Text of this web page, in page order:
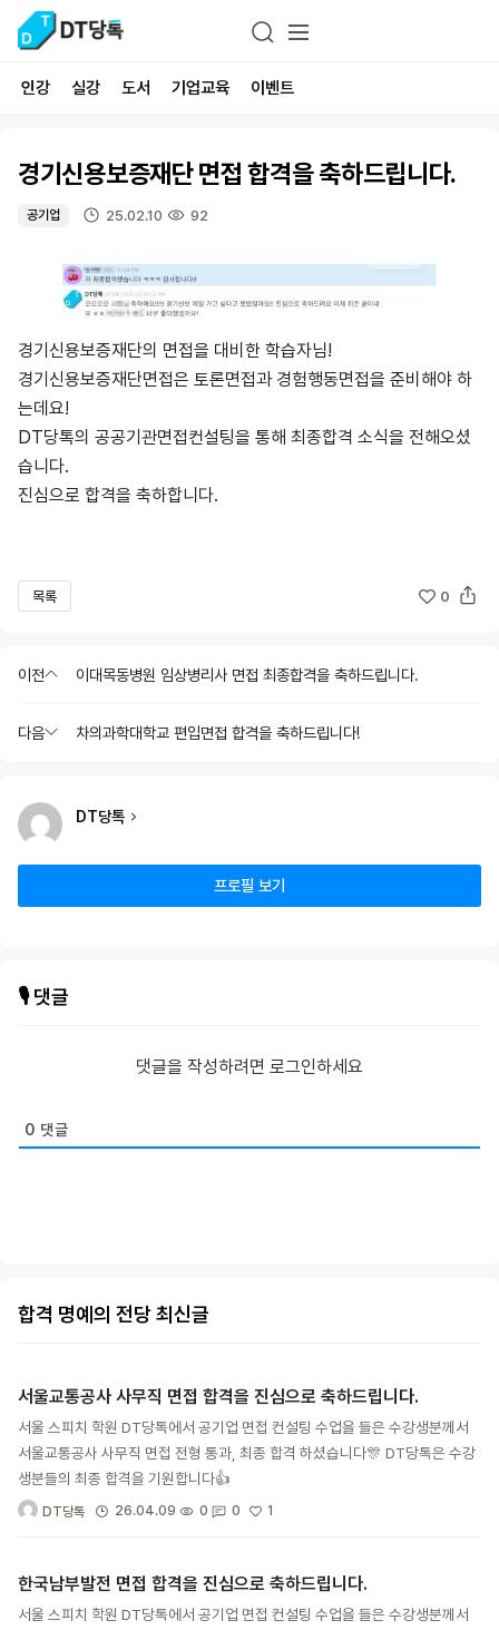
인강 실강 도서 기업교육 이벤트
경기신용보증재단 면접 합격을 축하드립니다.
공기업 25.02.10 92
경기신용보증재단의 면접을 대비한 학습자님!
경기신용보증재단면접은 토론면접과 경험행동면접을 준비해야 하
는데요!
DT당톡의 공공기관면접컨설팅을 통해 최종합격 소식을 전해오셨
습니다.
진심으로 합격을 축하합니다.
목록 0
이전 이대목동병원 임상병리사 면접 최종합격을 축하드립니다.
다음 차의과학대학교 편입면접 합격을 축하드립니다!
DT당톡
프로필 보기
🎙️ 댓글
댓글을 작성하려면 로그인하세요
0 댓글
합격 명예의 전당 최신글
서울교통공사 사무직 면접 합격을 진심으로 축하드립니다.
서울 스피치 학원 DT당톡에서 공기업 면접 컨설팅 수업을 들은 수강생분께서
서울교통공사 사무직 면접 전형 통과, 최종 합격 하셨습니다🎊 DT당톡은 수강
생분들의 최종 합격을 기원합니다👍
DT당톡 26.04.09 0 0 1
한국남부발전 면접 합격을 진심으로 축하드립니다.
서울 스피치 학원 DT당톡에서 공기업 면접 컨설팅 수업을 들은 수강생분께서